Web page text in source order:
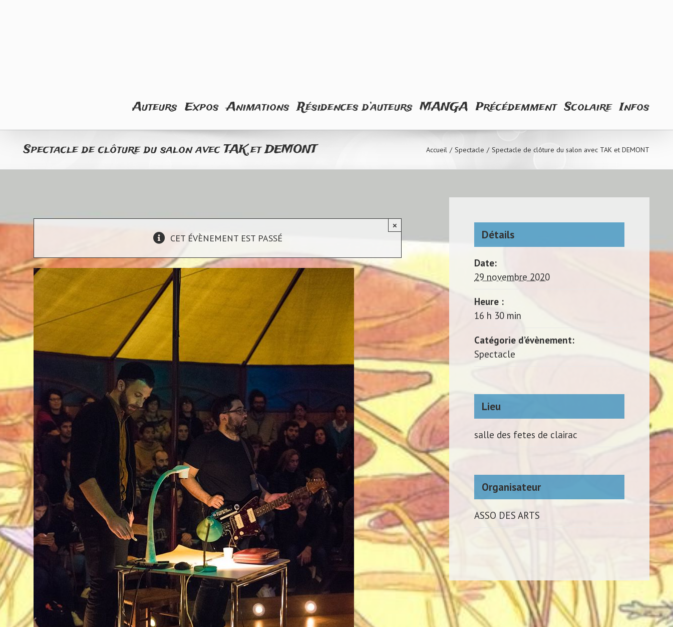
Auteurs Expos Animations Résidences d’auteurs MANGA Précédemment Scolaire Infos
Spectacle de clôture du salon avec TAK et DEMONT Accueil / Spectacle / Spectacle de clôture du salon avec TAK et DEMONT
×
CET ÉVÈNEMENT EST PASSÉ Détails
Date:
29 novembre 2020
Heure :
16 h 30 min
Catégorie d’évènement:
Spectacle
Lieu
salle des fetes de clairac
Organisateur
ASSO DES ARTS